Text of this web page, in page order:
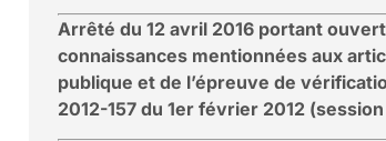
Arrêté du 12 avril 2016 portant
connaissances mentionnées aux
publique et de l’épreuve de
2012-157 du 1er février 2012